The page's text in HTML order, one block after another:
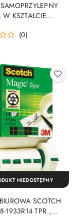
W KSZTAŁCIE
IN 3M 2007
(0)
SCOTCH
1933R14 TPR ,
NIEDOSTĘPNY